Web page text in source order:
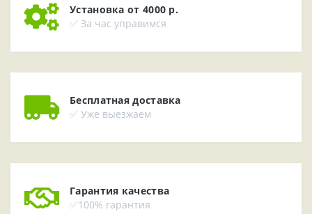
Установка от 4000 р.
✅ За час управимся
Бесплатная доставка
✅ Уже выезжаем
Гарантия качества
✅100% гарантия